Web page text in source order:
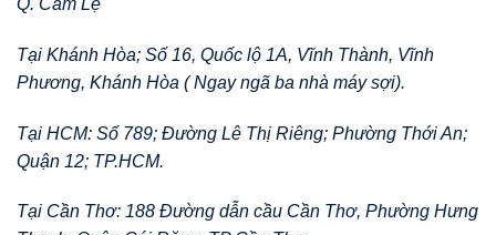
Q. Cẩm Lệ
Tại Khánh Hòa; Số 16, Quốc lộ 1A, Vĩnh Thành, Vĩnh
Phương, Khánh Hòa ( Ngay ngã ba nhà máy sợi).
Tại HCM: Số 789; Đường Lê Thị Riêng; Phường Thới An;
Quận 12; TP.HCM.
Tại Cần Thơ: 188 Đường dẫn cầu Cần Thơ, Phường Hưng